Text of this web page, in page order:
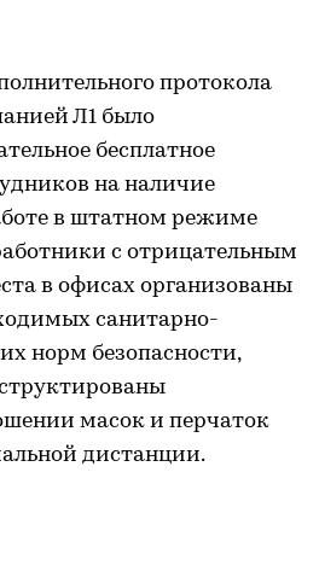
протокола
Л1 было
бесплатное
на наличие
в штатном режиме
с отрицательным
в офисах организованы
санитарно-
норм безопасности,
масок и перчаток
дистанции.